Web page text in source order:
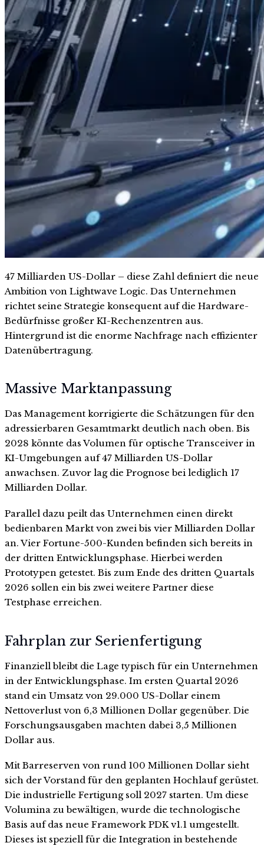
47 Milliarden US-Dollar – diese Zahl definiert die neue
Ambition von Lightwave Logic. Das Unternehmen
richtet seine Strategie konsequent auf die Hardware-
Bedürfnisse großer KI-Rechenzentren aus.
Hintergrund ist die enorme Nachfrage nach effizienter
Datenübertragung.
Massive Marktanpassung
Das Management korrigierte die Schätzungen für den
adressierbaren Gesamtmarkt deutlich nach oben. Bis
2028 könnte das Volumen für optische Transceiver in
KI-Umgebungen auf 47 Milliarden US-Dollar
anwachsen. Zuvor lag die Prognose bei lediglich 17
Milliarden Dollar.
Parallel dazu peilt das Unternehmen einen direkt
bedienbaren Markt von zwei bis vier Milliarden Dollar
an. Vier Fortune-500-Kunden befinden sich bereits in
der dritten Entwicklungsphase. Hierbei werden
Prototypen getestet. Bis zum Ende des dritten Quartals
2026 sollen ein bis zwei weitere Partner diese
Testphase erreichen.
Fahrplan zur Serienfertigung
Finanziell bleibt die Lage typisch für ein Unternehmen
in der Entwicklungsphase. Im ersten Quartal 2026
stand ein Umsatz von 29.000 US-Dollar einem
Nettoverlust von 6,3 Millionen Dollar gegenüber. Die
Forschungsausgaben machten dabei 3,5 Millionen
Dollar aus.
Mit Barreserven von rund 100 Millionen Dollar sieht
sich der Vorstand für den geplanten Hochlauf gerüstet.
Die industrielle Fertigung soll 2027 starten. Um diese
Volumina zu bewältigen, wurde die technologische
Basis auf das neue Framework PDK v1.1 umgestellt.
Dieses ist speziell für die Integration in bestehende